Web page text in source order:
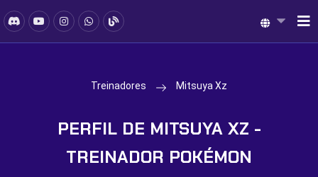
Treinadores Mitsuya Xz
PERFIL DE MITSUYA XZ -
TREINADOR POKÉMON